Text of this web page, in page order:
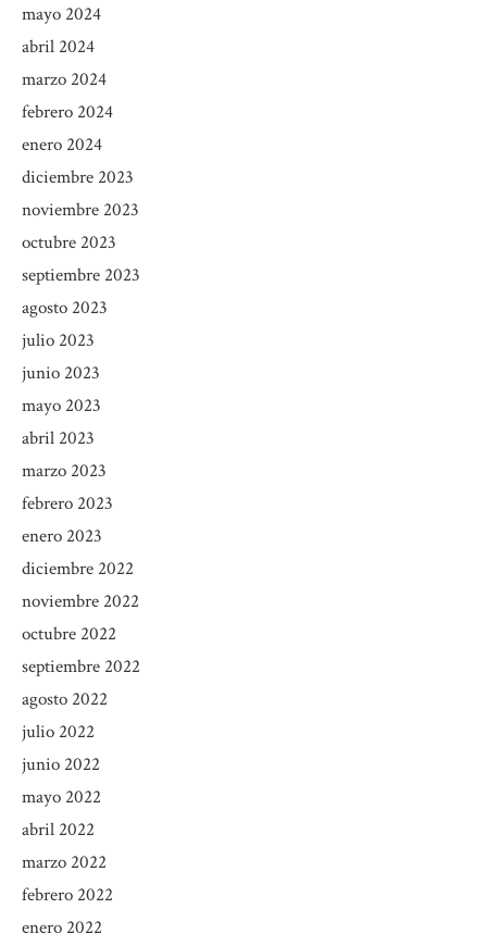
mayo 2024
abril 2024
marzo 2024
febrero 2024
enero 2024
diciembre 2023
noviembre 2023
octubre 2023
septiembre 2023
agosto 2023
julio 2023
junio 2023
mayo 2023
abril 2023
marzo 2023
febrero 2023
enero 2023
diciembre 2022
noviembre 2022
octubre 2022
septiembre 2022
agosto 2022
julio 2022
junio 2022
mayo 2022
abril 2022
marzo 2022
febrero 2022
enero 2022